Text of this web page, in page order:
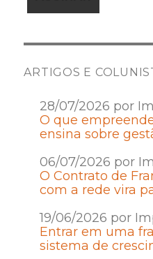
ARTIGOS E
28/07/2026 por
O que
ensina sobre
06/07/2026 por
O Contrato de
com a rede vira
19/06/2026 por
Entrar em uma
sistema de